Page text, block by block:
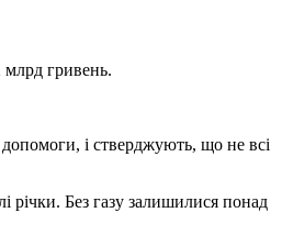
млрд гривень.
допомоги, і стверджують, що не всі
річки. Без газу залишилися понад